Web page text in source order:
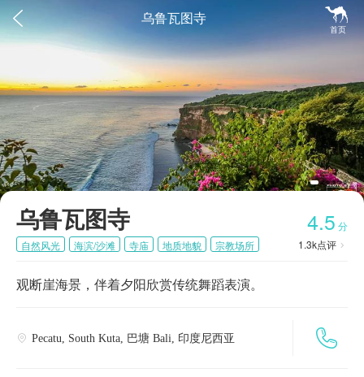
 
首页
乌鲁瓦图寺
乌鲁瓦图寺 4.5 分
1.3k点评 
自然风光 海滨/沙滩 寺庙 地质地貌 宗教场所
观断崖海景，伴着夕阳欣赏传统舞蹈表演。

 Pecatu, South Kuta, 巴塘 Bali, 印度尼西亚